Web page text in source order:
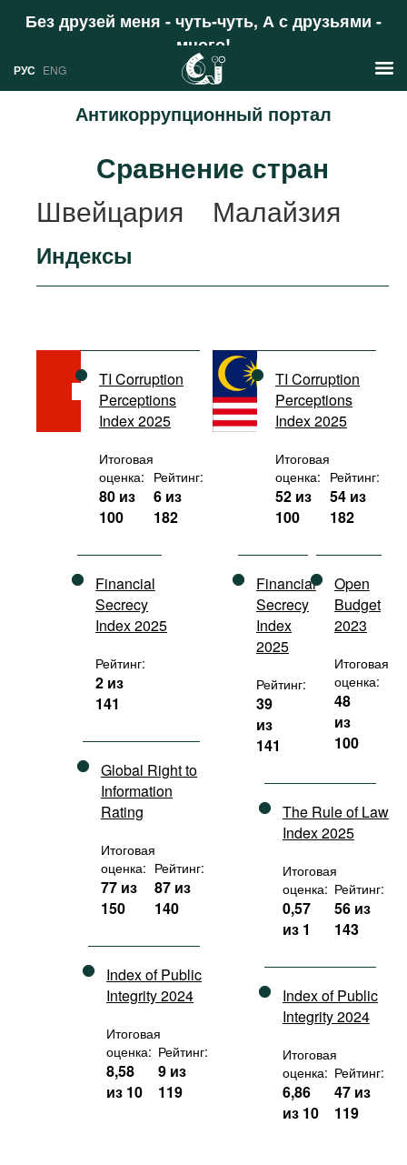
Без друзей меня - чуть-чуть, А с друзьями -
много!
Поддержать
РУС ENG
Антикоррупционный портал
Аналитика
Профили
Стран
Ресурсы
Документы международных
организаций
Фильмы
Подкасты
Книжная полка
Сравнение стран
Швейцария
Малайзия
Индексы
TI Corruption
Perceptions
Index 2025
Итоговая
оценка:
80 из
100
Рейтинг:
6 из
182
Financial
Secrecy
Index 2025
Рейтинг:
2 из
141
Global Right to
Information
Rating
Итоговая
оценка:
77 из
150
Рейтинг:
87 из
140
Index of Public
Integrity 2024
Итоговая
оценка:
8,58
из 10
Рейтинг:
9 из
119
TI Corruption
Perceptions
Index 2025
Итоговая
оценка:
52 из
100
Рейтинг:
54 из
182
Financial
Secrecy
Index
2025
Рейтинг:
39
из
141
Open
Budget
2023
Итоговая
оценка:
48
из
100
The Rule of Law
Index 2025
Итоговая
оценка:
0,57
из 1
Рейтинг:
56 из
143
Index of Public
Integrity 2024
Итоговая
оценка:
6,86
из 10
Рейтинг:
47 из
119